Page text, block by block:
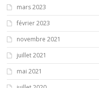
mars 2023
février 2023
novembre 2021
juillet 2021
mai 2021